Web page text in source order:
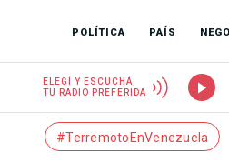
POLÍTICA PAÍS
ELEGÍ Y ESCUCHÁ
TU RADIO PREFERIDA
#TerremotoEnVenezuela